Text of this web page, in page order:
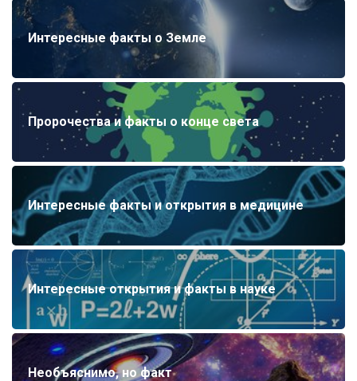
Интересные факты о Земле
Пророчества и факты о конце света
Интересные факты и открытия в медицине
Интересные открытия и факты в науке
Необъяснимо, но факт